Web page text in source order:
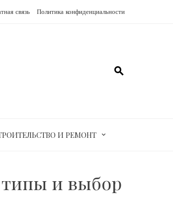
связь Политика конфиденциальности
И РЕМОНТ
и выбор